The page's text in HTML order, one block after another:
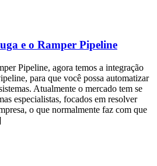
e o Ramper Pipeline
Pipeline, agora temos a integração
para que você possa automatizar
Atualmente o mercado tem se
especialistas, focados em resolver
o que normalmente faz com que